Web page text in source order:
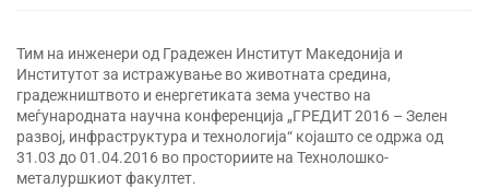
Тим на инженери од Градежен Институт Македонија и
Институтот за истражување во животната средина,
градежништвото и енергетиката зема учество на
меѓународната научна конференција „ГРЕДИТ 2016 – Зелен
развој, инфраструктура и технологија“ којашто се одржа од
31.03 до 01.04.2016 во просториите на Технолошко-
металуршкиот факултет.